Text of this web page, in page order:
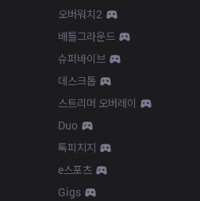
오버워치2
배틀그라운드
슈퍼바이브
데스크톱
스트리머 오버레이
Duo
톡피지지
e스포츠
Gigs